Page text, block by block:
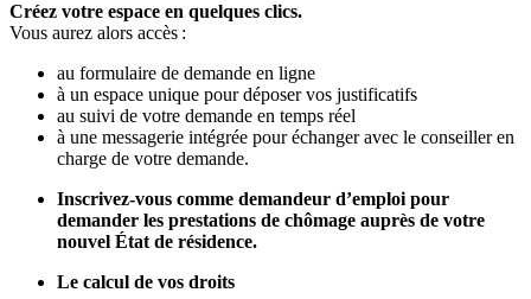
Créez votre espace en quelques clics.
Vous aurez alors accès :
au formulaire de demande en ligne
à un espace unique pour déposer vos justificatifs
au suivi de votre demande en temps réel
à une messagerie intégrée pour échanger avec le conseiller en
charge de votre demande.
Inscrivez-vous comme demandeur d’emploi pour
demander les prestations de chômage auprès de votre
nouvel État de résidence.
Le calcul de vos droits